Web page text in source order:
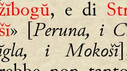
, e di
» [Peruna, i
i Mokošĭ